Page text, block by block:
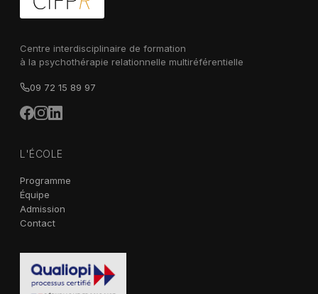
Centre interdisciplinaire de formation
à la psychothérapie relationnelle multiréférentielle
09 72 15 89 97
L'ÉCOLE
Programme
Équipe
Admission
Contact